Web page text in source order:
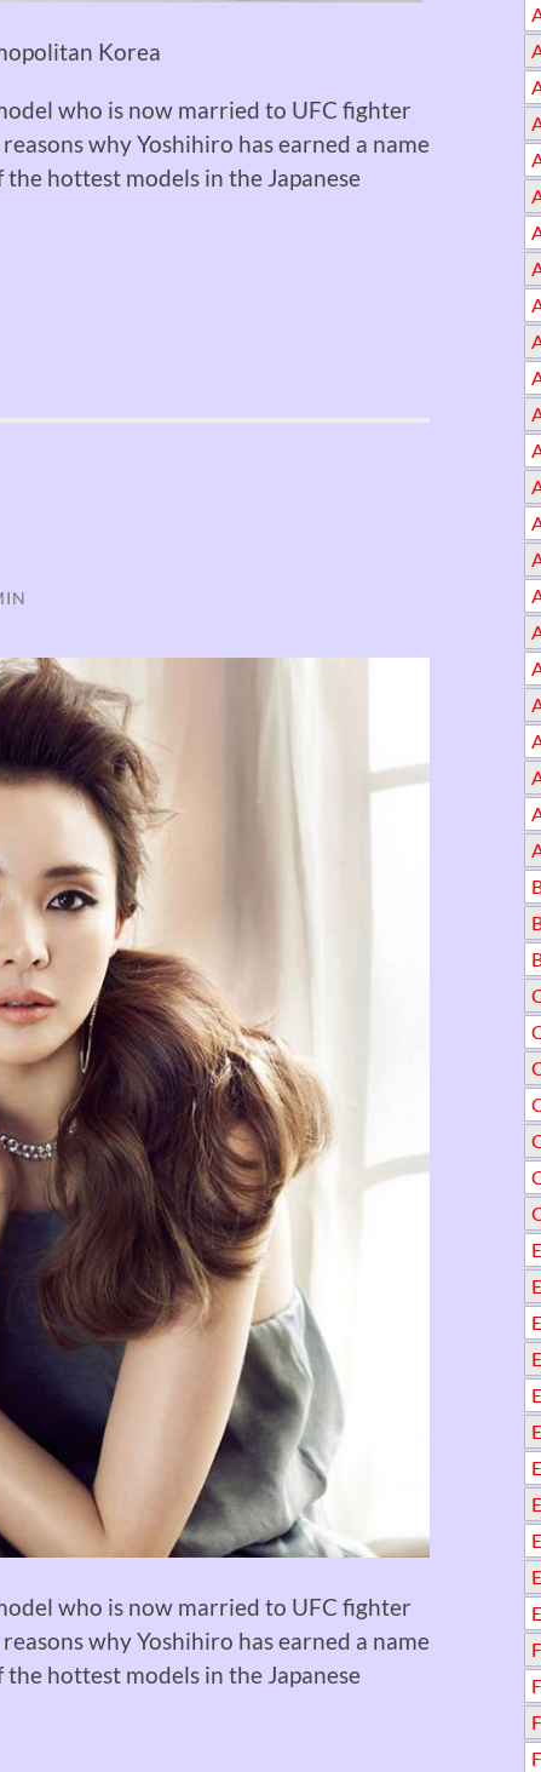
Korea
who is now married to UFC fighter
reasons whyYoshihiro hasearned a name
the hottest models in the Japanese
who is now married to UFC fighter
reasons whyYoshihiro hasearned a name
the hottest models in the Japanese